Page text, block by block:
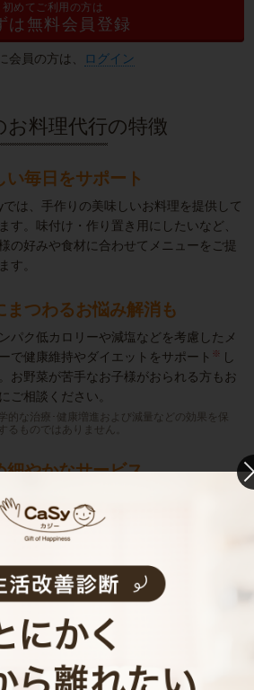
初めてご利用の方は
は無料会員登録
会員の方は、 ログイン
お料理代行の特徴
い毎日をサポート
では、手作りの美味しいお料理を提供して
す。味付け・作り置き用にしたいなど、
の好みや食材に合わせてメニューをご提
す。
まつわるお悩み解消も
パク低カロリーや減塩などを考慮したメ
で健康維持やダイエットをサポート ※ し
お野菜が苦手なお子様がおられる方もお
ご相談ください。
的な治療･健康増進および減量などの効果を保
るものではありません。
細やかなサービス
をクリアし、研修を修了したキャストがサ
スを実施。お客様のご要望に沿ったきめ細
なサービスで、健やかな生活をサポートし
代行のサービス料金